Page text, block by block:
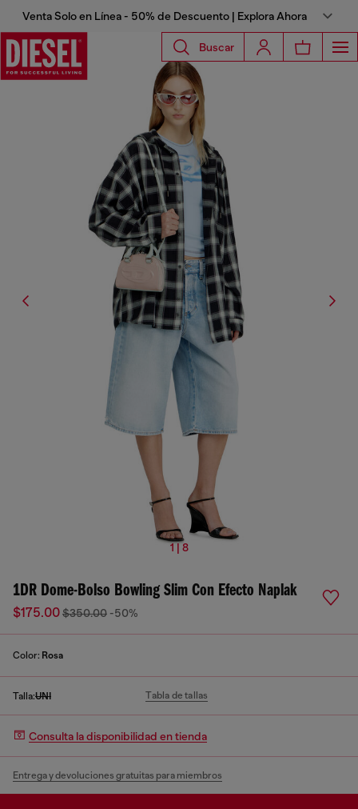
Venta Solo en Línea - 50% de Descuento | Explora Ahora
Buscar
1 | 8
1DR Dome-Bolso Bowling Slim Con Efecto Naplak
$175.00$350.00 -50%
Color: Rosa
Talla:UNI Tabla de tallas
Consulta la disponibilidad en tienda
Entrega y devoluciones gratuitas para miembros